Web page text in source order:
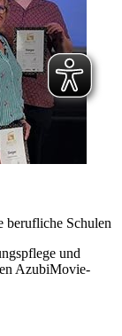
berufliche Schulen
und
AzubiMovie-